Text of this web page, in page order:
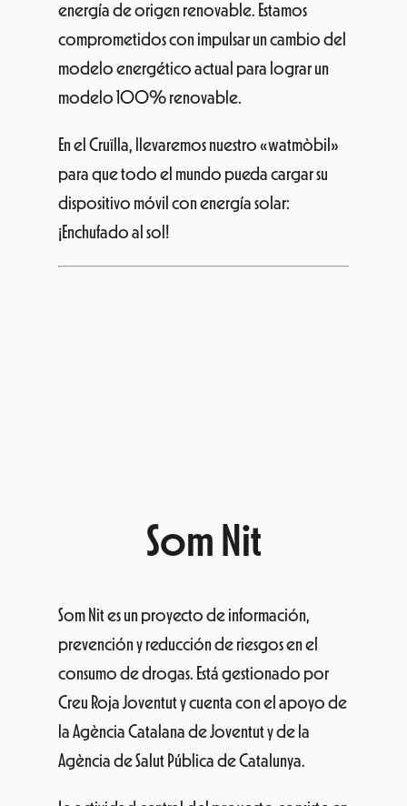
energía de origen renovable. Estamos
comprometidos con impulsar un cambio del
modelo energético actual para lograr un
modelo 100% renovable.
En el Cruïlla, llevaremos nuestro «watmòbil»
para que todo el mundo pueda cargar su
dispositivo móvil con energía solar:
¡Enchufado al sol!
Som Nit
Som Nit es un proyecto de información,
prevención y reducción de riesgos en el
consumo de drogas. Está gestionado por
Creu Roja Joventut y cuenta con el apoyo de
la Agència Catalana de Joventut y de la
Agència de Salut Pública de Catalunya.